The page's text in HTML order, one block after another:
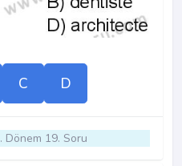
C D
Dönem 19. Soru